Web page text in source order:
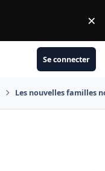
×
Se connecter
Les nouvelles familles